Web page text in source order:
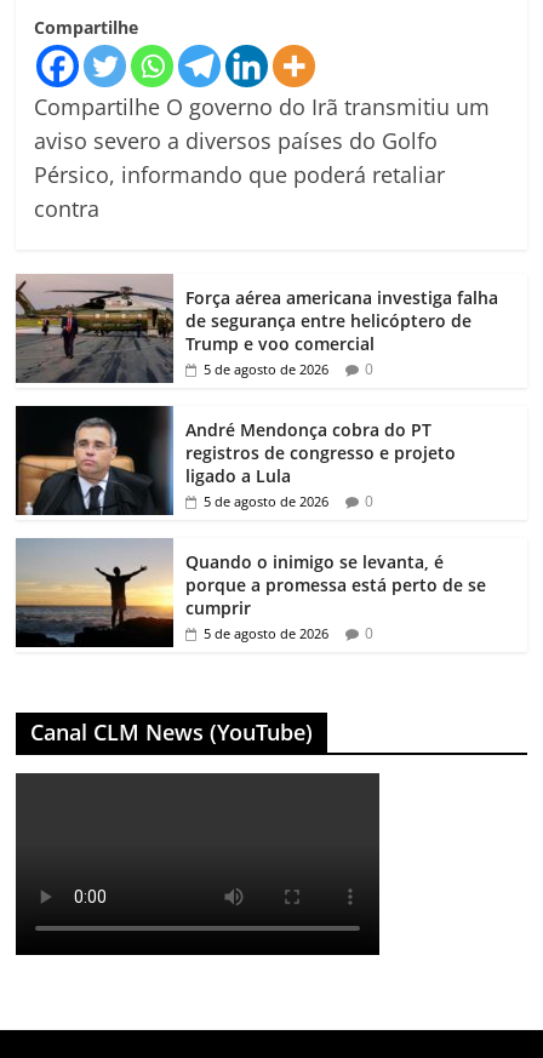
Compartilhe
Compartilhe O governo do Irã transmitiu um
aviso severo a diversos países do Golfo
Pérsico, informando que poderá retaliar
contra
Força aérea americana investiga falha
de segurança entre helicóptero de
Trump e voo comercial
5 de agosto de 2026 0
André Mendonça cobra do PT
registros de congresso e projeto
ligado a Lula
5 de agosto de 2026 0
Quando o inimigo se levanta, é
porque a promessa está perto de se
cumprir
5 de agosto de 2026 0
Canal CLM News (YouTube)